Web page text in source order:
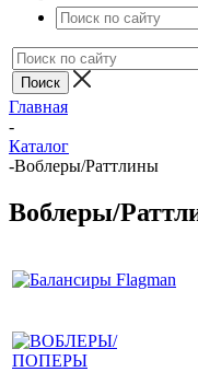
Главная
-
Каталог
-Воблеры/Раттлины
Воблеры/